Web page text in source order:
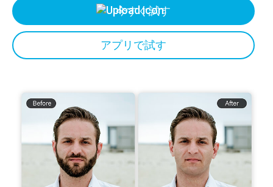
今すぐ試す
アプリで試す